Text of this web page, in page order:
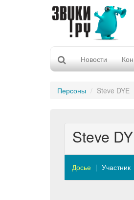
Новости
Персоны Steve DYE
Steve
Досье Участник